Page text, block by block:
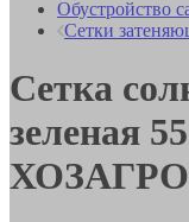
Обустройство
Сетки
Сетка
зеленая
ХОЗАГРО